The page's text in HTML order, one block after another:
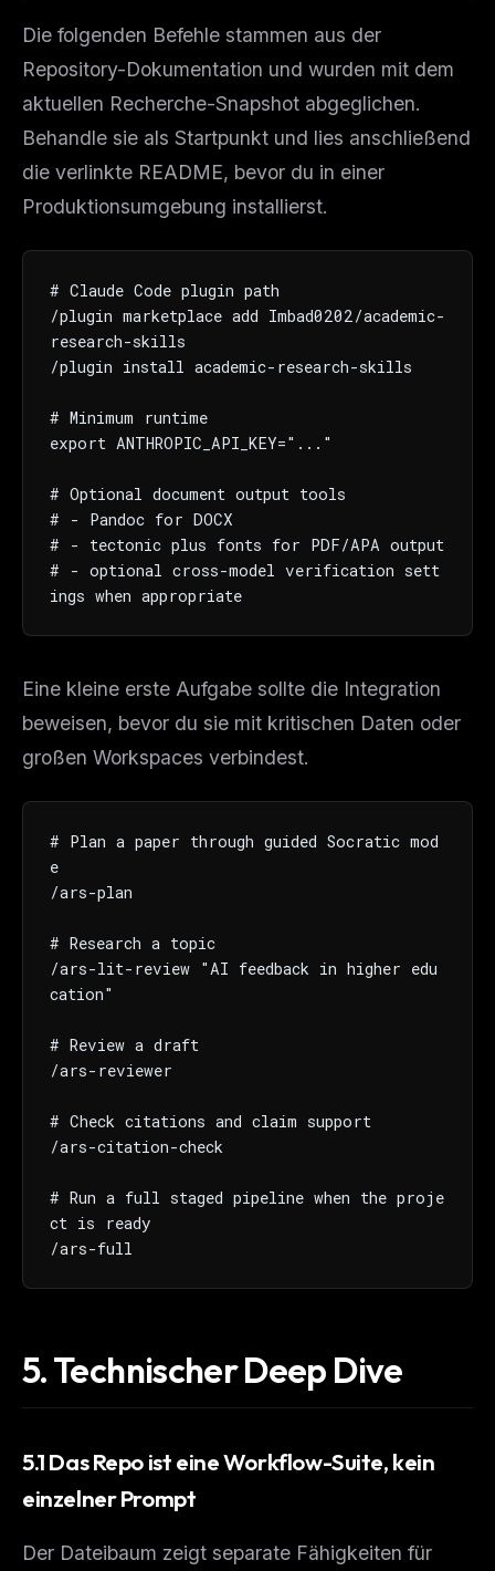
Die folgenden Befehle stammen aus der
Repository-Dokumentation und wurden mit dem
aktuellen Recherche-Snapshot abgeglichen.
Behandle sie als Startpunkt und lies anschließend
die verlinkte README, bevor du in einer
Produktionsumgebung installierst.
# Claude Code plugin path
/plugin marketplace add Imbad0202/academic-
research-skills
/plugin install academic-research-skills
# Minimum runtime
export ANTHROPIC_API_KEY="..."
# Optional document output tools
# - Pandoc for DOCX
# - tectonic plus fonts for PDF/APA output
# - optional cross-model verification sett
ings when appropriate
Eine kleine erste Aufgabe sollte die Integration
beweisen, bevor du sie mit kritischen Daten oder
großen Workspaces verbindest.
# Plan a paper through guided Socratic mod
e
/ars-plan
# Research a topic
/ars-lit-review "AI feedback in higher edu
cation"
# Review a draft
/ars-reviewer
# Check citations and claim support
/ars-citation-check
# Run a full staged pipeline when the proje
ct is ready
/ars-full
5.Technischer Deep Dive
5.1 Das Repo ist eine Workflow-Suite, kein
einzelner Prompt
Der Dateibaum zeigt separate Fähigkeiten für
THIS WEEK'S DIGEST
Free · Weekly · 2 min read
FREE NEWSLETTER